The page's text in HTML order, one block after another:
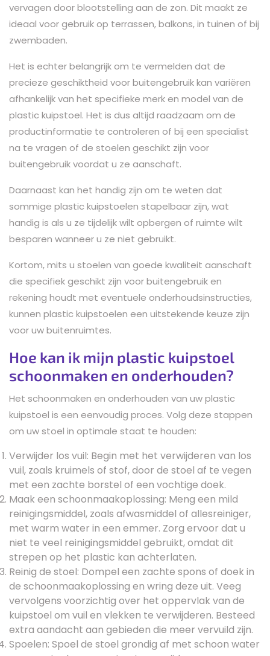
vervagen door blootstelling aan de zon. Dit maakt ze
ideaal voor gebruik op terrassen, balkons, in tuinen of bij
zwembaden.
Het is echter belangrijk om te vermelden dat de
precieze geschiktheid voor buitengebruik kan variëren
afhankelijk van het specifieke merk en model van de
plastic kuipstoel. Het is dus altijd raadzaam om de
productinformatie te controleren of bij een specialist
na te vragen of de stoelen geschikt zijn voor
buitengebruik voordat u ze aanschaft.
Daarnaast kan het handig zijn om te weten dat
sommige plastic kuipstoelen stapelbaar zijn, wat
handig is als u ze tijdelijk wilt opbergen of ruimte wilt
besparen wanneer u ze niet gebruikt.
Kortom, mits u stoelen van goede kwaliteit aanschaft
die specifiek geschikt zijn voor buitengebruik en
rekening houdt met eventuele onderhoudsinstructies,
kunnen plastic kuipstoelen een uitstekende keuze zijn
voor uw buitenruimtes.
Hoe kan ik mijn plastic kuipstoel
schoonmaken en onderhouden?
Het schoonmaken en onderhouden van uw plastic
kuipstoel is een eenvoudig proces. Volg deze stappen
om uw stoel in optimale staat te houden:
Verwijder los vuil: Begin met het verwijderen van los
vuil, zoals kruimels of stof, door de stoel af te vegen
met een zachte borstel of een vochtige doek.
Maak een schoonmaakoplossing: Meng een mild
reinigingsmiddel, zoals afwasmiddel of allesreiniger,
met warm water in een emmer. Zorg ervoor dat u
niet te veel reinigingsmiddel gebruikt, omdat dit
strepen op het plastic kan achterlaten.
Reinig de stoel: Dompel een zachte spons of doek in
de schoonmaakoplossing en wring deze uit. Veeg
vervolgens voorzichtig over het oppervlak van de
kuipstoel om vuil en vlekken te verwijderen. Besteed
extra aandacht aan gebieden die meer vervuild zijn.
Spoelen: Spoel de stoel grondig af met schoon water